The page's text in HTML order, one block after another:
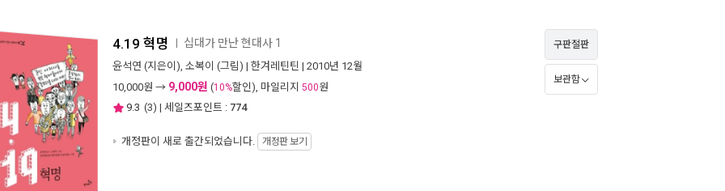
4.19 혁명 십대가 만난 현대사 1
윤석연 (지은이), 소복이 (그림) | 한겨레틴틴 | 2010년 12월
10,000원 → 9,000원 (10%할인), 마일리지 500원
9.3 (3) | 세일즈포인트 : 774
개정판이 새로 출간되었습니다. 개정판 보기
구판절판
보관함